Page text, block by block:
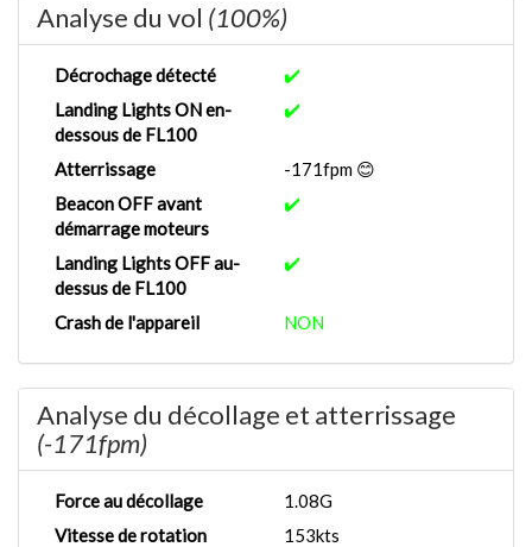
Analyse du vol (100%)
Décrochage détecté
✔️
Landing Lights ON en-
dessous de FL100
✔️
Atterrissage
-171fpm 😊
Beacon OFF avant
démarrage moteurs
✔️
Landing Lights OFF au-
dessus de FL100
✔️
Crash de l'appareil NON
Analyse du décollage et atterrissage
(-171fpm)
Force au décollage
1.08G
Vitesse de rotation
153kts